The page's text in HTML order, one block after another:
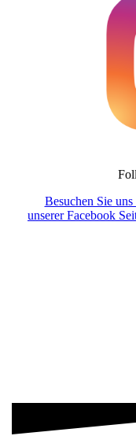
Besuchen Sie
unserer Facebook